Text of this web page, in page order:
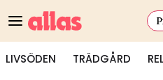
LIVSÖDEN TRÄDGÅRD